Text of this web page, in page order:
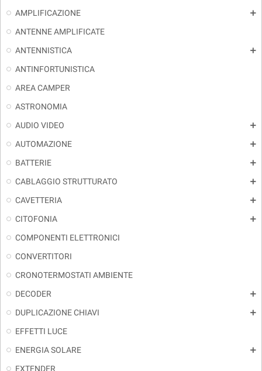
AMPLIFICAZIONE add
ANTENNE AMPLIFICATE
ANTENNISTICA
add
ANTINFORTUNISTICA
AREA CAMPER
ASTRONOMIA
AUDIO VIDEO
add
AUTOMAZIONE add
BATTERIE add
CABLAGGIO STRUTTURATO add
CAVETTERIA add
CITOFONIA add
COMPONENTI ELETTRONICI
CONVERTITORI
CRONOTERMOSTATI AMBIENTE
DECODER
add
DUPLICAZIONE CHIAVI add
EFFETTI LUCE
ENERGIA SOLARE
add
EXTENDER